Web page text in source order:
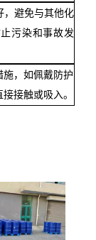
，避免与其他化
污染和事故发
，如佩戴防护
接触或吸入。